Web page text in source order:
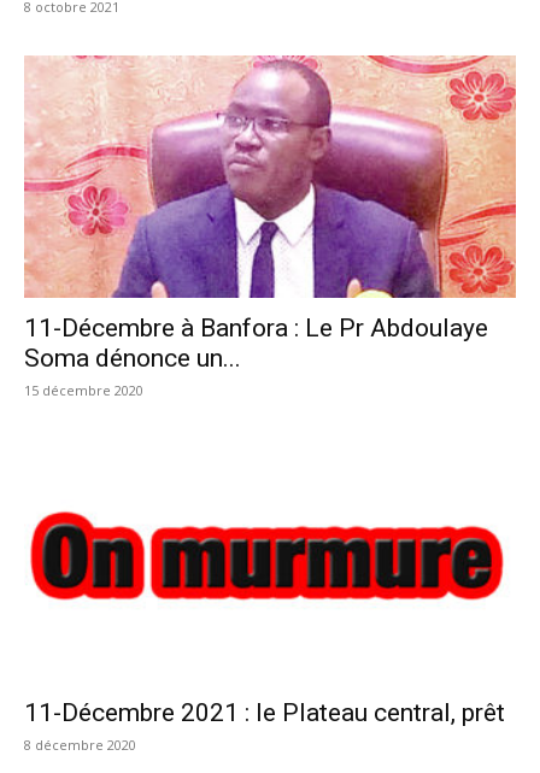
8 octobre 2021
11-Décembre à Banfora : Le Pr Abdoulaye
Soma dénonce un...
15 décembre 2020
11-Décembre 2021 : le Plateau central, prêt
8 décembre 2020